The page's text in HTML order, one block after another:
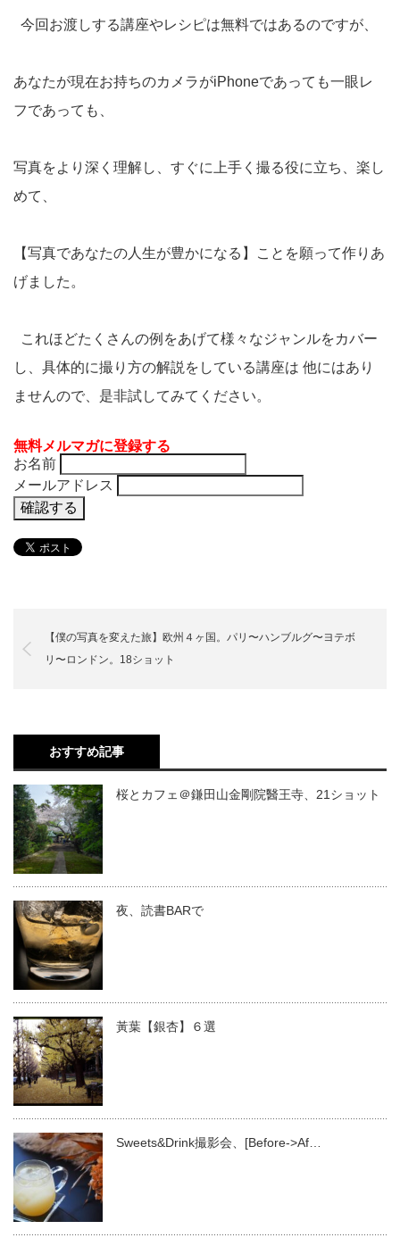
今回お渡しする講座やレシピは無料ではあるのですが、
あなたが現在お持ちのカメラがiPhoneであっても一眼レ
フであっても、
写真をより深く理解し、すぐに上手く撮る役に立ち、楽し
めて、
【写真であなたの人生が豊かになる】ことを願って作りあ
げました。
これほどたくさんの例をあげて様々なジャンルをカバー
し、具体的に撮り方の解説をしている講座は 他にはあり
ませんので、是非試してみてください。
無料メルマガに登録する
お名前
メールアドレス
【僕の写真を変えた旅】欧州４ヶ国。パリ〜ハンブルグ〜ヨテボ
リ〜ロンドン。18ショット
おすすめ記事
桜とカフェ＠鎌田山金剛院醫王寺、21ショット
夜、読書BARで
黃葉【銀杏】６選
Sweets&Drink撮影会、[Before->Af…